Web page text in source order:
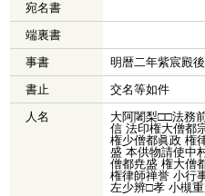
宛名書
端裏書
事書
明暦二年紫宸殿
書止
交名等如件
人名
大阿闍梨□□法務
信 法印権大僧都
権少僧都眞政 権
盛 本供物請使中
僧都尭盛 権大僧
権律師禅誉 小行
左少辨□孝 小槻